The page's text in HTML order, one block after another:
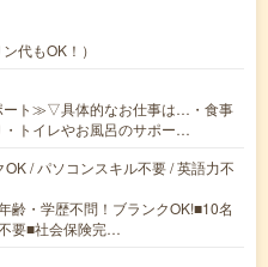
代もOK！）
ート≫▽具体的なお仕事は…・食事
トイレやお風呂のサポー…
/ パソコンスキル不要 / 英語力不
齢・学歴不問！ブランクOK!■10名
要■社会保険完…